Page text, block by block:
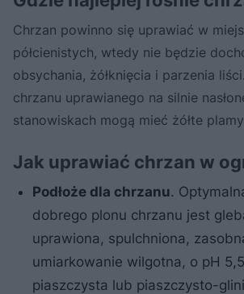
Chrzan powinno się uprawiać w
półcienistych, wtedy nie będzie
obsychania, żółknięcia i parzenia
chrzanu uprawianego na silnie
stanowiskach mogą mieć żółte
Jak uprawiać chrzan w
Podłoże dla chrzanu.
dobrego plonu chrzanu jest
uprawiona, spulchniona,
umiarkowanie wilgotna, o pH
piaszczysta lub piaszczysto-